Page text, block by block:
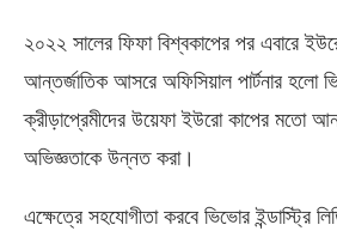
২০২২ সালের ফিফা বিশ্বকাপের পর এবারে
আন্তর্জাতিক আসরে অফিসিয়াল পার্টনার হলো
ক্রীড়াপ্রেমীদের উয়েফা ইউরো কাপের মতো
অভিজ্ঞতাকে উন্নত করা।
এক্ষেত্রে সহযোগীতা করবে ভিভোর ইন্ডাস্ট্রি